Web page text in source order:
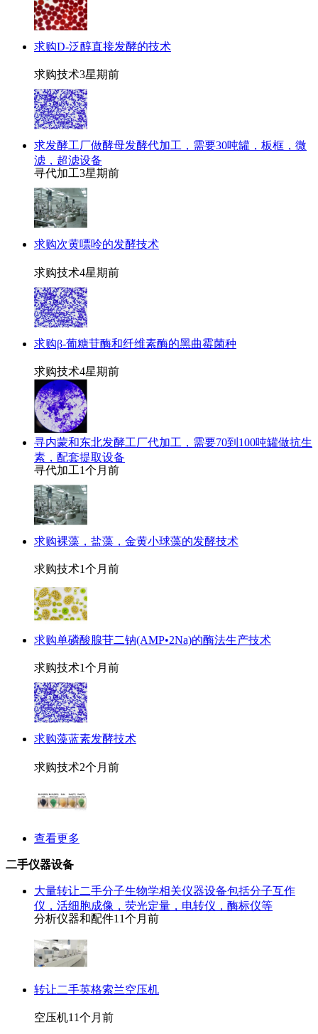
求购D-泛醇直接发酵的技术
求购技术3星期前
求发酵工厂做酵母发酵代加工，需要30吨罐，板框，微
滤，超滤设备
寻代加工3星期前
求购次黄嘌呤的发酵技术
求购技术4星期前
求购β-葡糖苷酶和纤维素酶的黑曲霉菌种
求购技术4星期前
寻内蒙和东北发酵工厂代加工，需要70到100吨罐做抗生
素，配套提取设备
寻代加工1个月前
求购裸藻，盐藻，金黄小球藻的发酵技术
求购技术1个月前
求购单磷酸腺苷二钠(AMP•2Na)的酶法生产技术
求购技术1个月前
求购藻蓝素发酵技术
求购技术2个月前
查看更多
二手仪器设备
大量转让二手分子生物学相关仪器设备包括分子互作
仪，活细胞成像，荧光定量，电转仪，酶标仪等
分析仪器和配件11个月前
转让二手英格索兰空压机
空压机11个月前